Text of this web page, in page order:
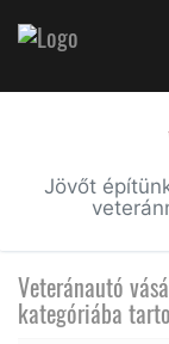
Jövőt
Veteránautó
kategóriába